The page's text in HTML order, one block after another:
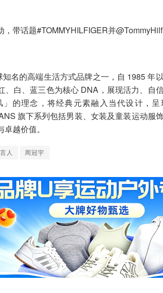
带话题#TOMMYHILFIGER并
名的高端生活方式品牌之一，自 1985 年
、白、蓝三色为核心 DNA，展现活力、自
」的理念，将经典元素融入当代设计，
旗下系列包括男装、女装及童装运动服
越价值。
人 周冠宇